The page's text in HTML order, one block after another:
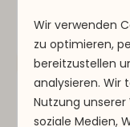
Übernachtete
8,1
Wir verwenden
zu optimieren,
bereitzustellen
analysieren. Wir
Nutzung
soziale Medien,